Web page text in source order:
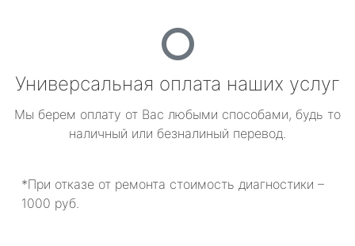
Универсальная оплата наших услуг
Мы берем оплату от Вас любыми способами, будь то
наличный или безналиный перевод.
*При отказе от ремонта стоимость диагностики –
1000 руб.